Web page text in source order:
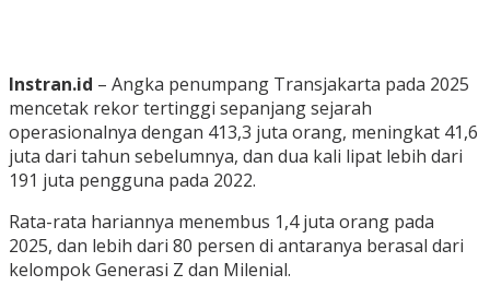
Instran.id – Angka penumpang Transjakarta pada 2025
mencetak rekor tertinggi sepanjang sejarah
operasionalnya dengan 413,3 juta orang, meningkat 41,6
juta dari tahun sebelumnya, dan dua kali lipat lebih dari
191 juta pengguna pada 2022.
Rata-rata hariannya menembus 1,4 juta orang pada
2025, dan lebih dari 80 persen di antaranya berasal dari
kelompok Generasi Z dan Milenial.